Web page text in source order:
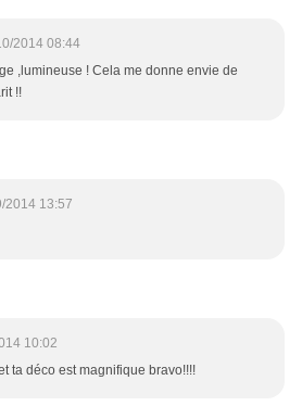
2014 08:44
,lumineuse ! Cela me donne envie de
!!
2014 13:57
10:02
ta déco est magnifique bravo!!!!